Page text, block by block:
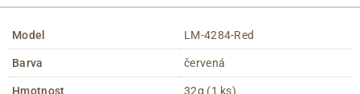
Model LM-4284-Red
Barva červená
Hmotnost 32g (1 ks)